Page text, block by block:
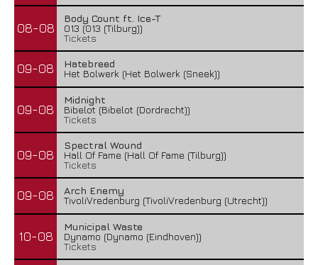
08-08
Body Count ft. Ice-T
013 (013 (Tilburg))
Tickets
09-08
Hatebreed
Het Bolwerk (Het Bolwerk (Sneek))
09-08
Midnight
Bibelot (Bibelot (Dordrecht))
Tickets
09-08
Spectral Wound
Hall Of Fame (Hall Of Fame (Tilburg))
Tickets
09-08
Arch Enemy
TivoliVredenburg (TivoliVredenburg (Utrecht))
10-08
Municipal Waste
Dynamo (Dynamo (Eindhoven))
Tickets